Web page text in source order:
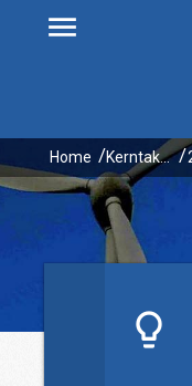
Home Kerntaken